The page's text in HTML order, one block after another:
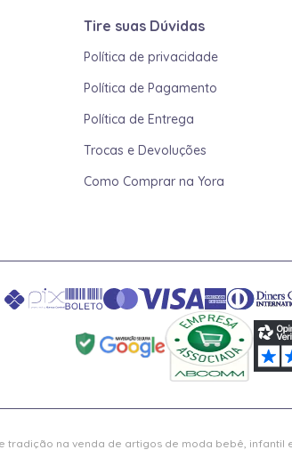
Tire suas Dúvidas
Política de privacidade
Política de Pagamento
Política de Entrega
Trocas e Devoluções
Como Comprar na Yora
tradição na venda de artigos de moda bebê,